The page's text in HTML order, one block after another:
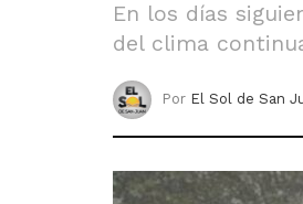
En los días
del clima
Por El Sol de San